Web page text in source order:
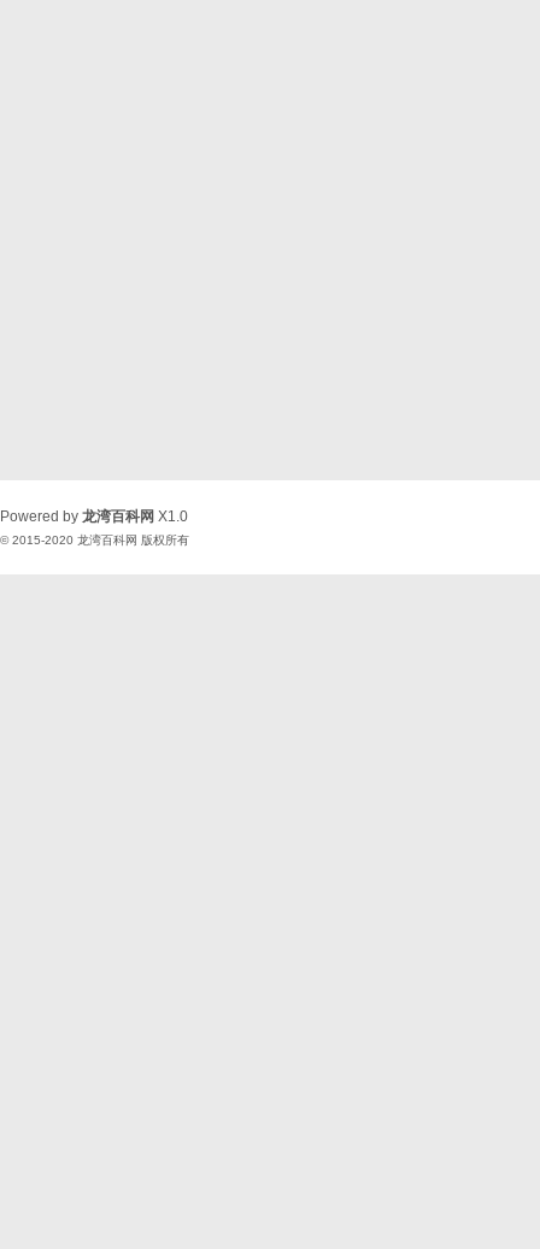
Powered by 龙湾百科网 X1.0
© 2015-2020 龙湾百科网 版权所有